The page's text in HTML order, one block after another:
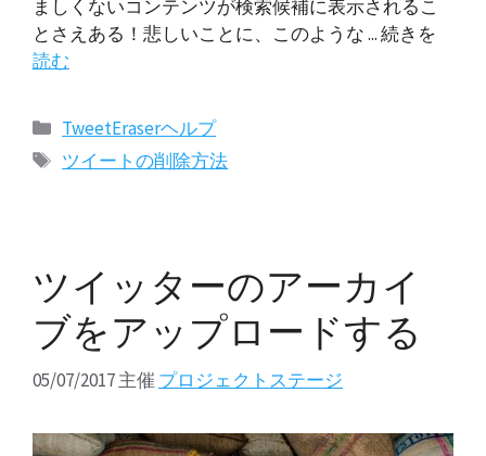
ましくないコンテンツが検索候補に表示されるこ
とさえある！悲しいことに、このような ... 続きを
読む
カ
テ
TweetEraserヘルプ
タ
ツイートの削除方法
ツイッターのアーカイ
ブをアップロードする
05/07/2017主催 プロジェクトステージ